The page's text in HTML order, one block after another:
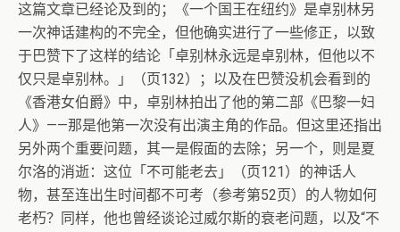
这篇文章已经论及到的；《一个国王在纽约》是卓别林另
一次神话建构的不完全，但他确实进行了一些修正，以致
于巴赞下了这样的结论「卓别林永远是卓别林，但他以不
仅只是卓别林。」（页132）；以及在巴赞没机会看到的
《香港女伯爵》中，卓别林拍出了他的第二部《巴黎一妇
人》——那是他第一次没有出演主角的作品。但这里还指出
另外两个重要问题，其一是假面的去除；另一个，则是夏
尔洛的消逝：这位「不可能老去」（页121）的神话人
物，甚至连出生时间都不可考（参考第52页）的人物如何
老朽？同样，他也曾经谈论过威尔斯的衰老问题，以及“不